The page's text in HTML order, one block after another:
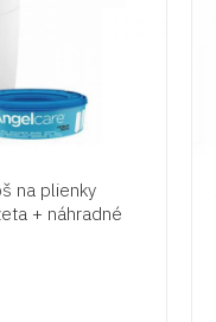
na plienky
+ náhradné